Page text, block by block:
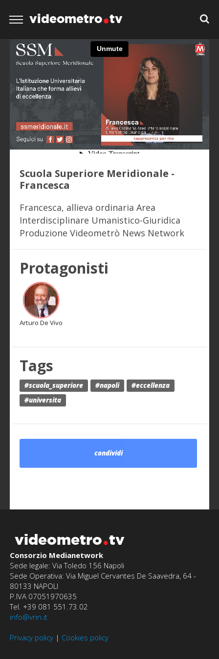
videometro tv
Scuola Superiore Meridionale -
Francesca
Francesca, allieva ordinaria Area
Interdisciplinare Umanistico-Giuridica
Produzione Videometrò News Network
Protagonisti
Arturo De Vivo
Tags
#scuola_superiore #napoli
#eccellenza
#universita
condividi
videometro tv
Consorzio Medianetwork
Sede legale: Via Toledo 156 Napoli
Sede Operativa: Via Miguel Cervantes De Saavedra, 64 -
80133 NAPOLI
P.IVA 07051970635
Tel. +39 081 551.73.02
info@vnn.it
Privacy policy | Cookies policy